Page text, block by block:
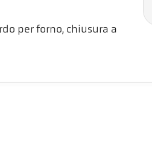
per forno, chiusura a